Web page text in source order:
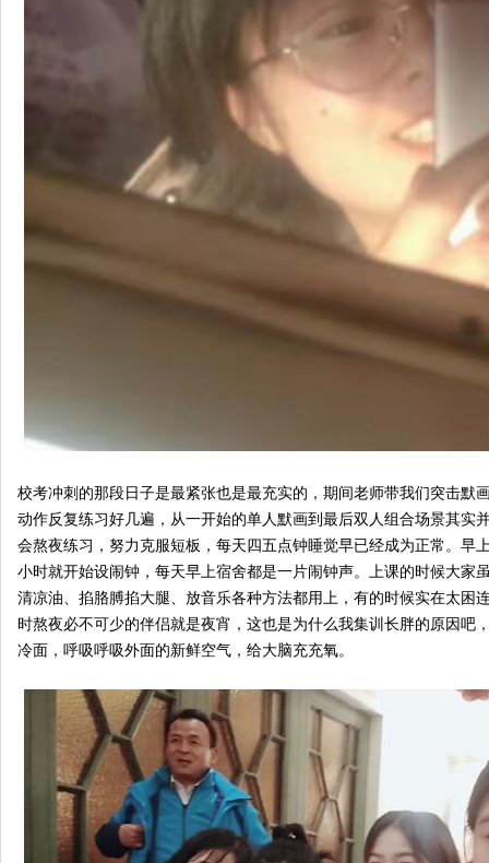
校考冲刺的那段日子是最紧张也是最充实的，期间老师带我们突击默
动作反复练习好几遍，从一开始的单人默画到最后双人组合场景其实
会熬夜练习，努力克服短板，每天四五点钟睡觉早已经成为正常。早
小时就开始设闹钟，每天早上宿舍都是一片闹钟声。上课的时候大家
清凉油、掐胳膊掐大腿、放音乐各种方法都用上，有的时候实在太困
时熬夜必不可少的伴侣就是夜宵，这也是为什么我集训长胖的原因吧
冷面，呼吸呼吸外面的新鲜空气，给大脑充充氧。